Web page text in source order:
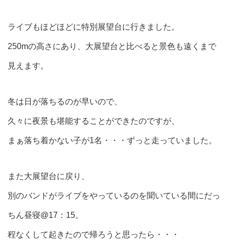
ライブもほどほどに特別展望台に行きました。
250mの高さにあり、大展望台と比べると景色も遠くまで
見えます。
冬は日が落ちるのが早いので、
久々に夜景も堪能することができたのですが、
まぁ落ち着かない子が1名・・・ずっと走っていました。
また大展望台に戻り、
別のバンドがライブをやっているのを聞いている間にだっ
ちん昼寝@17：15。
程なくして起きたので帰ろうと思ったら・・・